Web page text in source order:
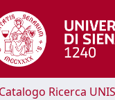
Catalogo Ricerca